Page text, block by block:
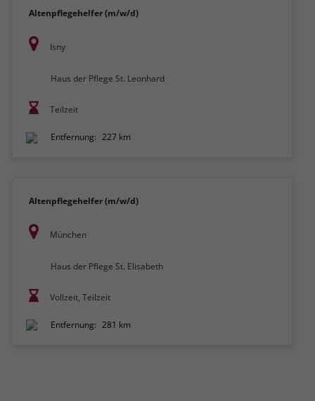
Altenpflegehelfer (m/w/d)
Isny
Haus der Pflege St. Leonhard
Teilzeit
Entfernung: 227 km
Altenpflegehelfer (m/w/d)
München
Haus der Pflege St. Elisabeth
Vollzeit, Teilzeit
Entfernung: 281 km